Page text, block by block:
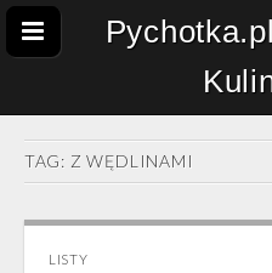
TAG: Z WĘDLINAMI
LISTY